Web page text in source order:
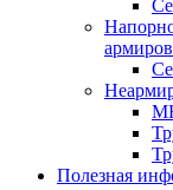
Полезная